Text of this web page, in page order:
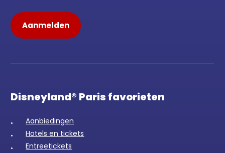
Disneyland® Paris favorieten
Aanbiedingen
Hotels en tickets
Entreetickets